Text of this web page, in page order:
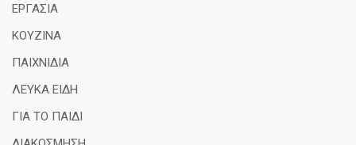
ΕΡΓΑΣΙΑ
ΚΟΥΖΙΝΑ
ΠΑΙΧΝΙΔΙΑ
ΛΕΥΚΑ ΕΙΔΗ
ΓΙΑ ΤΟ ΠΑΙΔΙ